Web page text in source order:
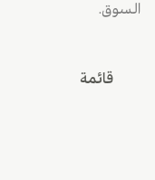
السوق.
قائمة